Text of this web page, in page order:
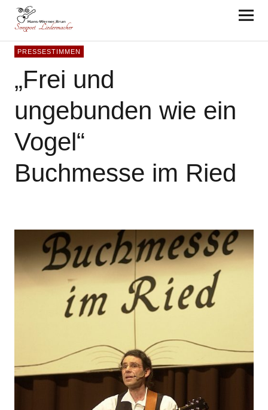
Hans-Werner Brun
PRESSESTIMMEN
„Frei und
ungebunden wie ein
Vogel“
Buchmesse im Ried